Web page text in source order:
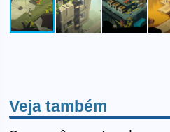
Veja também